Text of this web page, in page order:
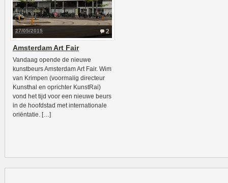
2
27/05/2015
Amsterdam Art Fair
Vandaag opende de nieuwe
kunstbeurs Amsterdam Art Fair. Wim
van Krimpen (voormalig directeur
Kunsthal en oprichter KunstRai)
vond het tijd voor een nieuwe beurs
in de hoofdstad met internationale
oriëntatie. […]